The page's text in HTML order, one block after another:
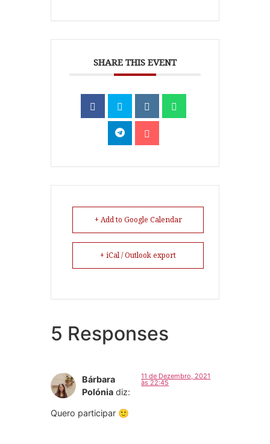
SHARE THIS EVENT
+ Add to Google Calendar
+ iCal / Outlook export
5 Responses
Bárbara
Polónia diz:
11 de Dezembro, 2021
às 22:45
Quero participar 🙂